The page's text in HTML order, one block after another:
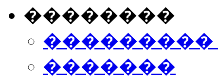
��������
���������
�������